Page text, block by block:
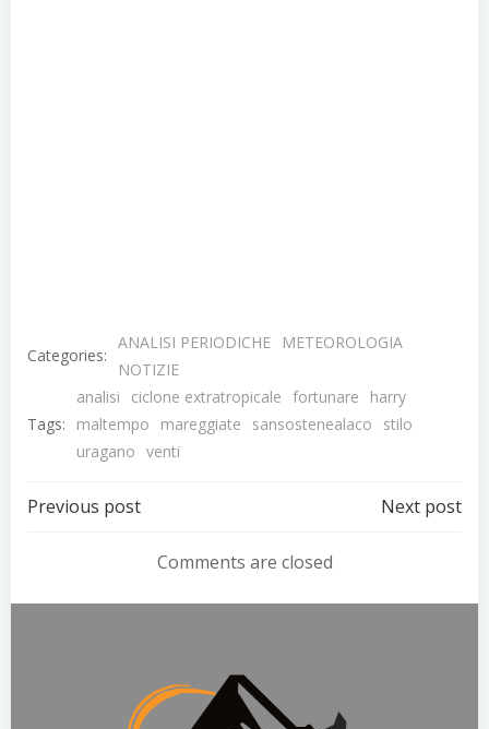
Categories:
ANALISI PERIODICHE
METEOROLOGIA
NOTIZIE
Tags:
analisi ciclone extratropicale fortunare
harry
maltempo
mareggiate sansostenealaco
stilo
uragano venti
Previous post Next post
Comments are closed